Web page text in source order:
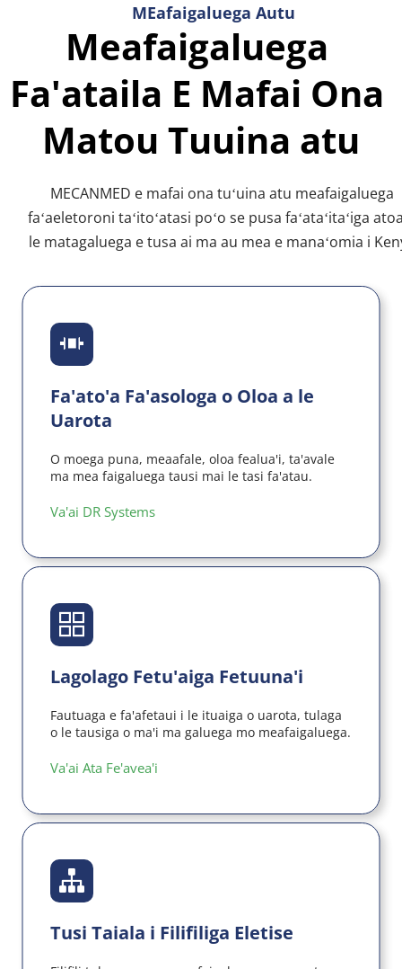
MEafaigaluega Autu
Meafaigaluega
Fa'ataila E Mafai Ona
Matou Tuuina atu
MECANMED e mafai ona tuʻuina atu meafaigaluega
faʻaeletoroni taʻitoʻatasi poʻo se pusa faʻataʻitaʻiga
le matagaluega e tusa ai ma au mea e manaʻomia i
Fa'ato'a Fa'asologa o Oloa a le
Uarota
O moega puna, meaafale, oloa fealua'i, ta'avale
ma mea faigaluega tausi mai le tasi fa'atau.
Va'ai DR Systems
Lagolago Fetu'aiga Fetuuna'i
Fautuaga e fa'afetaui i le ituaiga o uarota, tulaga
o le tausiga o ma'i ma galuega mo meafaigaluega.
Va'ai Ata Fe'avea'i
Tusi Taiala i Filifiliga Eletise